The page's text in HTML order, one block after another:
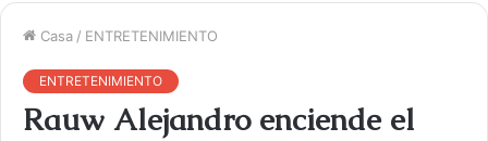
Casa / ENTRETENIMIENTO
ENTRETENIMIENTO
Rauw Alejandro enciende el